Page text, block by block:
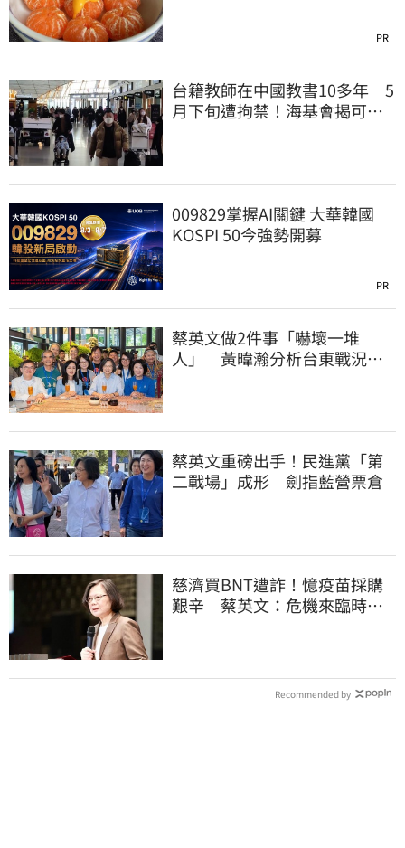
PR
台籍教師在中國教書10多年 5
月下旬遭拘禁！海基會揭可能
009829掌握AI關鍵 大華韓國
KOSPI 50今強勢開募
PR
蔡英文做2件事「嚇壞一堆
人」 黃暐瀚分析台東戰況：
蔡英文重磅出手！民進黨「第
二戰場」成形 劍指藍營票倉
慈濟買BNT遭詐！憶疫苗採購
艱辛 蔡英文：危機來臨時務
Recommended by